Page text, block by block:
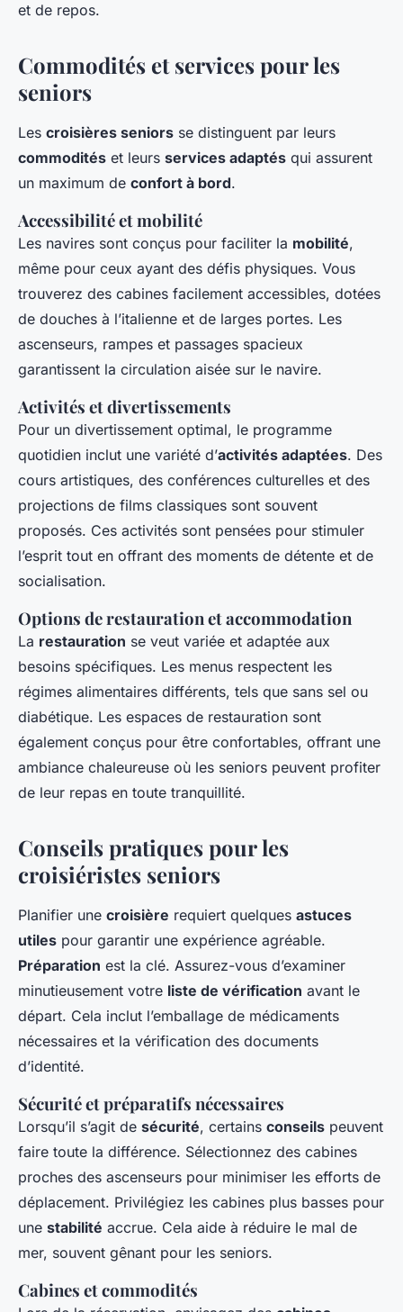
et de repos.
Commodités et services pour les
seniors
Les croisières seniors se distinguent par leurs
commodités et leurs services adaptés qui assurent
un maximum de confort à bord.
Accessibilité et mobilité
Les navires sont conçus pour faciliter la mobilité,
même pour ceux ayant des défis physiques. Vous
trouverez des cabines facilement accessibles, dotées
de douches à l’italienne et de larges portes. Les
ascenseurs, rampes et passages spacieux
garantissent la circulation aisée sur le navire.
Activités et divertissements
Pour un divertissement optimal, le programme
quotidien inclut une variété d’activités adaptées. Des
cours artistiques, des conférences culturelles et des
projections de films classiques sont souvent
proposés. Ces activités sont pensées pour stimuler
l’esprit tout en offrant des moments de détente et de
socialisation.
Options de restauration et accommodation
La restauration se veut variée et adaptée aux
besoins spécifiques. Les menus respectent les
régimes alimentaires différents, tels que sans sel ou
diabétique. Les espaces de restauration sont
également conçus pour être confortables, offrant une
ambiance chaleureuse où les seniors peuvent profiter
de leur repas en toute tranquillité.
Conseils pratiques pour les
croisiéristes seniors
Planifier une croisière requiert quelques astuces
utiles pour garantir une expérience agréable.
Préparation est la clé. Assurez-vous d’examiner
minutieusement votre liste de vérification avant le
départ. Cela inclut l’emballage de médicaments
nécessaires et la vérification des documents
d’identité.
Sécurité et préparatifs nécessaires
Lorsqu’il s’agit de sécurité, certains conseils peuvent
faire toute la différence. Sélectionnez des cabines
proches des ascenseurs pour minimiser les efforts de
déplacement. Privilégiez les cabines plus basses pour
une stabilité accrue. Cela aide à réduire le mal de
mer, souvent gênant pour les seniors.
Cabines et commodités